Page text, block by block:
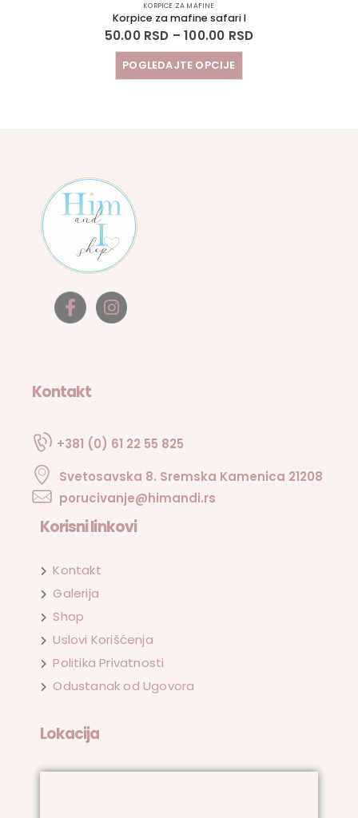
KORPICE ZA MAFINE
Korpice za mafine safari I
50.00 RSD – 100.00 RSD
POGLEDAJTE OPCIJE
Kontakt
+381 (0) 61 22 55 825
Svetosavska 8. Sremska Kamenica 21208
porucivanje@himandi.rs
Korisni linkovi
Kontakt
Galerija
Shop
Uslovi Korišćenja
Politika Privatnosti
Odustanak od Ugovora
Lokacija